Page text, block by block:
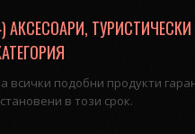
АКСЕСОАРИ,
всички подобни продукти
в този срок.